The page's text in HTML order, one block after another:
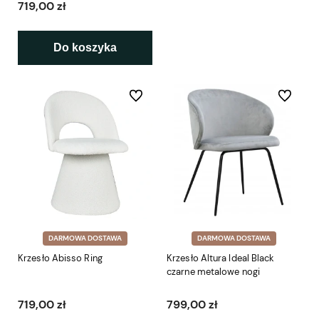
719,00 zł
Do koszyka
DARMOWA DOSTAWA
Krzesło Abisso Ring
719,00 zł
Do ulubionych
DARMOWA DOSTAWA
Krzesło Altura Ideal Black
czarne metalowe nogi
799,00 zł
Do